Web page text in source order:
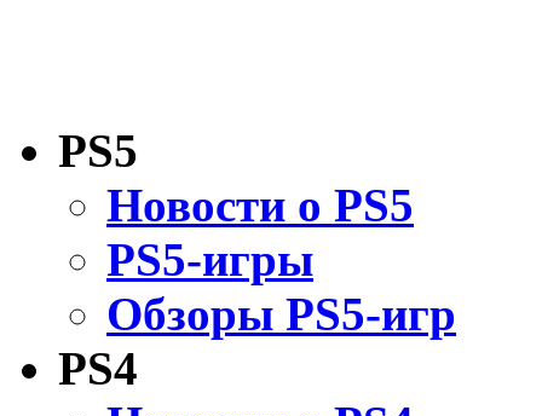
PS5
Новости о PS5
PS5-игры
Обзоры PS5-игр
PS4